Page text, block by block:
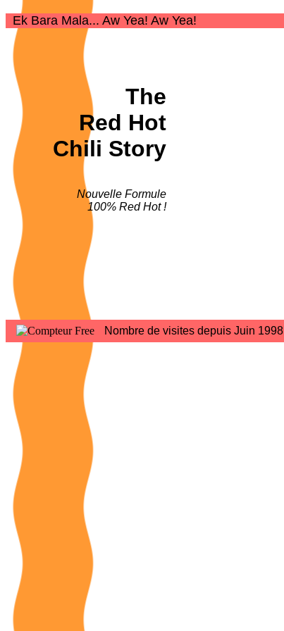
Ek Bara Mala... Aw Yea! Aw Yea!
The
Red Hot
Chili Story
Nouvelle Formule
100% Red Hot !
Nombre de visites depuis Juin 1998